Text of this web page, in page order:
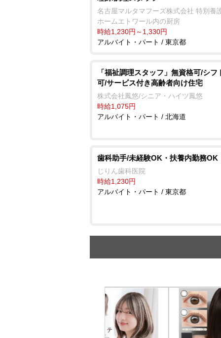
名古屋マルタマフーズ株式会社 特別養
ホームエトワール内の厨房
時給1,230円～1,330円
アルバイト・パート / 東京都
「福祉調理スタッフ」無資格可/シフ
可/サービス付き高齢者向け住宅
株式会社鳳悠/シニア・ハイツ鳳悠
時給1,075円
アルバイト・パート / 北海道
歯科助手/未経験OK・扶養内勤務OK
じりん歯科医院
時給1,230円
アルバイト・パート / 東京都